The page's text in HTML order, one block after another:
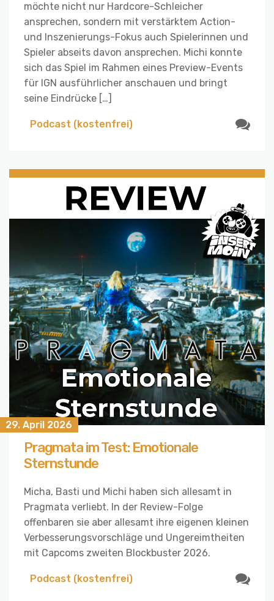
möchte nicht nur Hardcore-Schleicher
ansprechen, sondern mit verstärktem Action-
und Inszenierungs-Fokus auch Spielerinnen und
Spieler abseits davon ansprechen. Michi konnte
sich das Spiel im Rahmen eines Preview-Events
für IGN ausführlicher anschauen und bringt
seine Eindrücke […]
Podcast (kostenfrei)
29. April 2026
Pragmata im Test: Emotionale
Sternstunde
Micha, Basti und Michi haben sich allesamt in
Pragmata verliebt. In der Review-Folge
offenbaren sie aber allesamt ihre eigenen kleinen
Verbesserungsvorschläge und Ungereimtheiten
mit Capcoms zweiten Blockbuster 2026.
Podcast (kostenfrei)